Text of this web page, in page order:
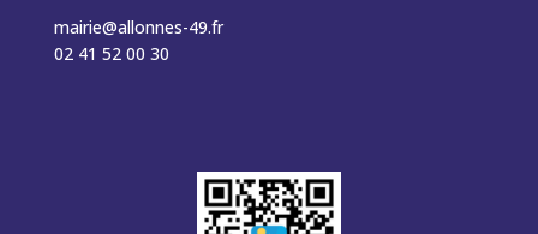
mairie@allonnes-49.fr
02 41 52 00 30